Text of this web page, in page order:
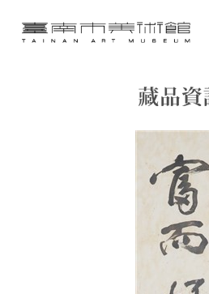
臺南市美術
網頁導覽